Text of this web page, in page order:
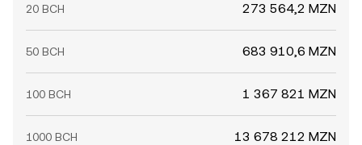
20 BCH 273 564,2 MZN
50 BCH 683 910,6 MZN
100 BCH 1 367 821 MZN
1000 BCH 13 678 212 MZN